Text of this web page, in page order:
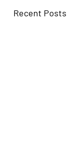
Recent Posts